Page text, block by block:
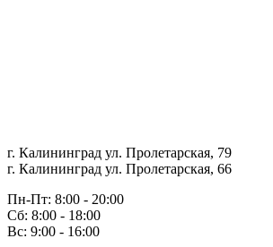
г. Калининград ул. Пролетарская, 79
г. Калининград ул. Пролетарская, 66
Пн-Пт: 8:00 - 20:00
Сб: 8:00 - 18:00
Вс: 9:00 - 16:00